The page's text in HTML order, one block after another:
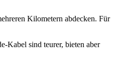
Kilometern abdecken. Für
Kabel sind teurer, bieten aber